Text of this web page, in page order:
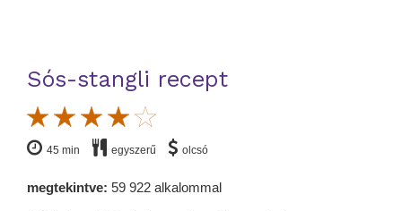
Sós-stangli recept
45 min egyszerű olcsó
megtekintve: 59 922 alkalommal